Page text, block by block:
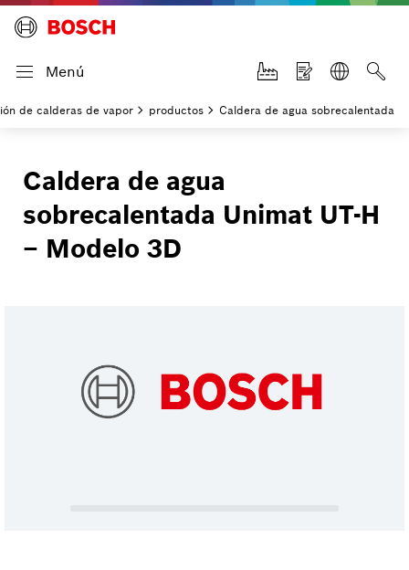
Menú
de calderas de vapor productos Caldera de agua sobrecalentada
Caldera de agua
sobrecalentada Unimat UT-H
– Modelo 3D